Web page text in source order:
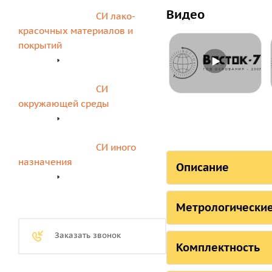
Видео
Описание
Страна,
Российская
Комплектность
СИ лако-
красочных материалов и
покрытий
СИ
окружающей среды
СИ иного
назначения
Заказать звонок